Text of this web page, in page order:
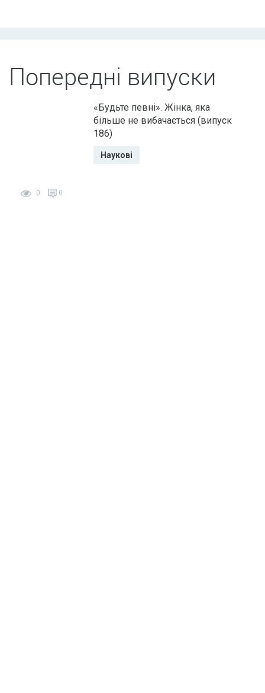
Попередні випуски
0 0
«Будьте певні». Жінка, яка
більше не вибачається (випуск
186)
Наукові